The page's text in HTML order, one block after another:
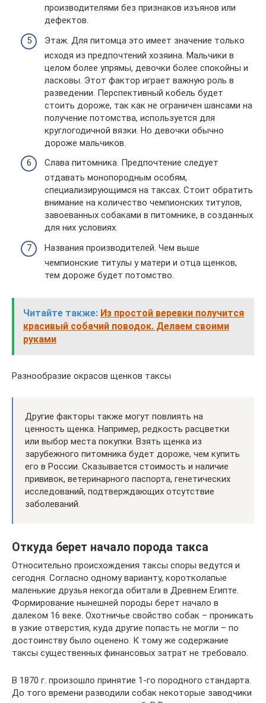
производителями без признаков изъянов или
дефектов.
Этаж. Для питомца это имеет значение только
исходя из предпочтений хозяина. Мальчики в
целом более упрямы, девочки более спокойны и
ласковы. Этот фактор играет важную роль в
разведении. Перспективный кобель будет
стоить дороже, так как не ограничен шансами на
получение потомства, используется для
круглогодичной вязки. Но девочки обычно
дороже мальчиков.
Слава питомника. Предпочтение следует
отдавать монопородным особям,
специализирующимся на таксах. Стоит обратить
внимание на количество чемпионских титулов,
завоеванных собаками в питомнике, в созданных
для них условиях.
Названия производителей. Чем выше
чемпионские титулы у матери и отца щенков,
тем дороже будет потомство.
Читайте также: Из простой веревки получится
красивый собачий поводок. Делаем своими
руками
Разнообразие окрасов щенков таксы
Другие факторы также могут повлиять на
ценность щенка. Например, редкость расцветки
или выбор места покупки. Взять щенка из
зарубежного питомника будет дороже, чем купить
его в России. Сказывается стоимость и наличие
прививок, ветеринарного паспорта, генетических
исследований, подтверждающих отсутствие
заболеваний.
Откуда берет начало порода такса
Относительно происхождения таксы споры ведутся и
сегодня. Согласно одному варианту, коротколапые
маленькие друзья некогда обитали в Древнем Египте.
Формирование нынешней породы берет начало в
далеком 16 веке. Охотничье свойство собак – проникать
в узкие отверстия, куда другие попасть не могли – по
достоинству было оценено. К тому же содержание
таксы существенных финансовых затрат не требовало.
В 1870 г. произошло принятие 1-го породного стандарта.
До того времени разводили собак некоторые заводчики